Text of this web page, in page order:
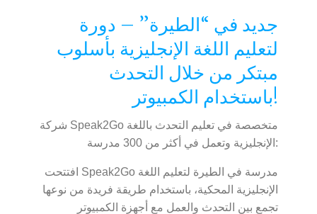
جديد في “الطيرة” – دورة
لتعليم اللغة الإنجليزية بأسلوب
مبتكر من خلال التحدث
باستخدام الكمبيوتر!
شركة Speak2Go متخصصة في تعليم التحدث باللغة
الإنجليزية وتعمل في أكثر من 300 مدرسة:
افتتحت Speak2Go مدرسة في الطيرة لتعليم اللغة
الإنجليزية المحكية، باستخدام طريقة فريدة من نوعها
تجمع بين التحدث والعمل مع أجهزة الكمبيوتر